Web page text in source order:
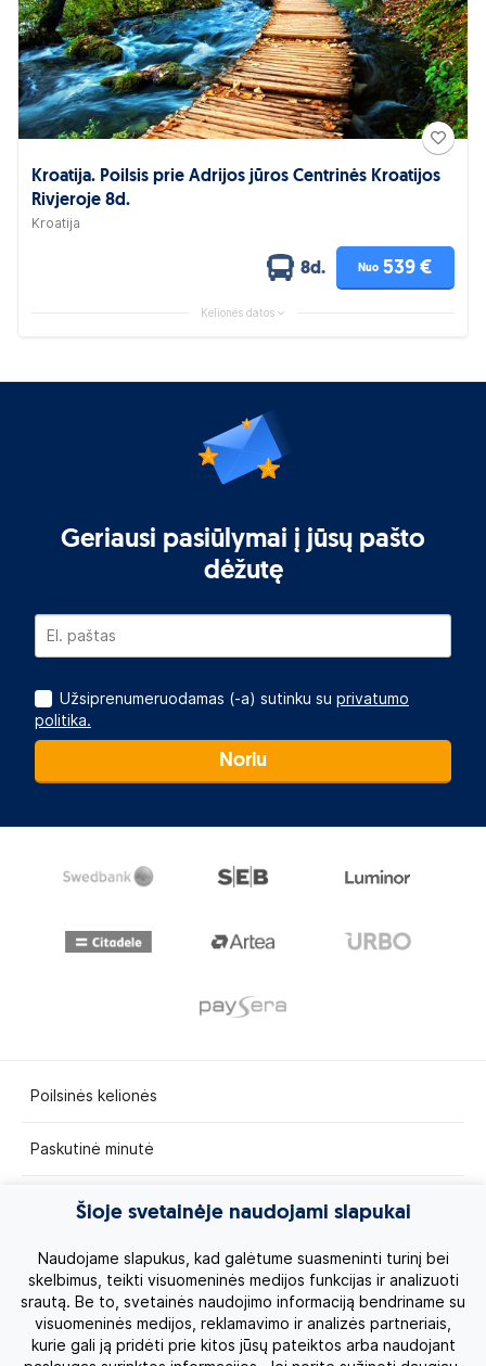
Kroatija. Poilsis prie Adrijos jūros Centrinės Kroatijos
Rivjeroje 8d.
Kroatija
8d. Nuo 539 €
Kelionės datos
Geriausi pasiūlymai į jūsų pašto
dėžutę
Užsiprenumeruodamas (-a) sutinku su privatumo
politika.
Noriu
Poilsinės kelionės
Paskutinė minutė
Egzotinės kelionės
Kruizai
Kelionės po Lietuvą
Apie mus
Šioje svetainėje naudojami slapukai
Naudojame slapukus, kad galėtume suasmeninti turinį bei
skelbimus, teikti visuomeninės medijos funkcijas ir analizuoti
srautą. Be to, svetainės naudojimo informaciją bendriname su
visuomeninės medijos, reklamavimo ir analizės partneriais,
kurie gali ją pridėti prie kitos jūsų pateiktos arba naudojant